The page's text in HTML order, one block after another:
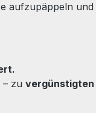
aufzupäppeln
zu vergünstigten